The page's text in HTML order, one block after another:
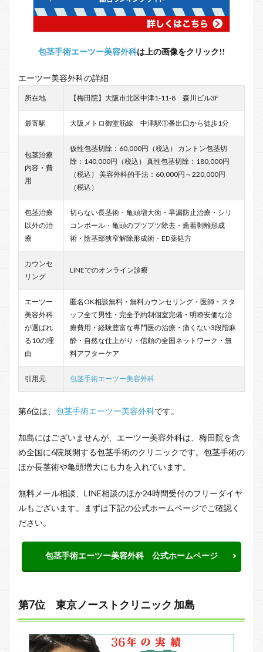
包茎手術エーツー美容外科は上の画像をクリック!!
エーツー美容外科の詳細
所在地 【梅田院】大阪市北区中津1-11-8 森川ビル3F
最寄駅 大阪メトロ御堂筋線 中津駅①番出口から徒歩1分
包茎治療
内容・費
用
仮性包茎切除：60,000円（税込） カントン包茎切
除：140,000円（税込） 真性包茎切除：180,000円
（税込） 美容外科的手法：60,000円～220,000円
（税込）
包茎治療
以外の治
療
切らない長茎術・亀頭増大術・早漏防止治療・シリ
コンボール・亀頭のブツブツ除去・癒着剥離形成
術・陰茎部狭窄解除形成術・ED薬処方
カウンセ
リング
LINEでのオンライン診療
エーツー
美容外科
が選ばれ
る10の理
由
匿名OK相談無料・無料カウンセリング・医師・スタ
ッフ全て男性・完全予約制個室完備・明瞭安価な治
療費用・経験豊富な専門医の治療・痛くない3段階麻
酔・自然な仕上がり・信頼の全国ネットワーク・無
料アフターケア
引用元 包茎手術エーツー美容外科
第6位は、 包茎手術エーツー美容外科です。
加島にはございませんが、エーツー美容外科は、梅田院を含
め全国に6院展開する包茎手術のクリニックです。包茎手術の
ほか長茎術や亀頭増大にも力を入れています。
無料メール相談、LINE相談のほか24時間受付のフリーダイヤ
ルもございます。まずは下記の公式ホームページでご確認く
ださい。
包茎手術エーツー美容外科 公式ホームページ
第7位 東京ノーストクリニック 加島